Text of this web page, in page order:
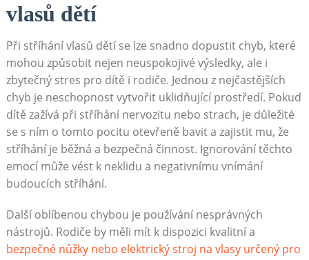
vlasů dětí
Při stříhání vlasů dětí se lze snadno dopustit chyb, které
mohou způsobit nejen neuspokojivé výsledky, ale i
zbytečný stres pro dítě i rodiče. Jednou z nejčastějších
chyb je neschopnost vytvořit uklidňující prostředí. Pokud
dítě zažívá při stříhání nervozitu nebo strach, je důležité
se s ním o tomto pocitu otevřeně bavit a zajistit mu, že
stříhání je běžná a bezpečná činnost. Ignorování těchto
emocí může vést k neklidu a negativnímu vnímání
budoucích stříhání.
Další oblíbenou chybou je používání nesprávných
nástrojů. Rodiče by měli mít k dispozici kvalitní a
bezpečné nůžky nebo elektrický stroj na vlasy určený pro